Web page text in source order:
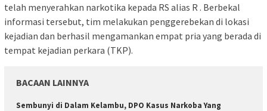
telah menyerahkan narkotika kepada RS alias R . Berbekal
informasi tersebut, tim melakukan penggerebekan di lokasi
kejadian dan berhasil mengamankan empat pria yang berada di
tempat kejadian perkara (TKP).
BACAAN LAINNYA
Sembunyi di Dalam Kelambu, DPO Kasus Narkoba Yang